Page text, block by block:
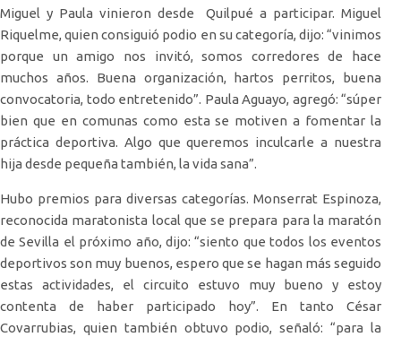
Miguel y Paula vinieron desde Quilpué a participar. Miguel
Riquelme, quien consiguió podio en su categoría, dijo: “vinimos
porque un amigo nos invitó, somos corredores de hace
muchos años. Buena organización, hartos perritos, buena
convocatoria, todo entretenido”. Paula Aguayo, agregó: “súper
bien que en comunas como esta se motiven a fomentar la
práctica deportiva. Algo que queremos inculcarle a nuestra
hija desde pequeña también, la vida sana”.
Hubo premios para diversas categorías. Monserrat Espinoza,
reconocida maratonista local que se prepara para la maratón
de Sevilla el próximo año, dijo: “siento que todos los eventos
deportivos son muy buenos, espero que se hagan más seguido
estas actividades, el circuito estuvo muy bueno y estoy
contenta de haber participado hoy”. En tanto César
Covarrubias, quien también obtuvo podio, señaló: “para la